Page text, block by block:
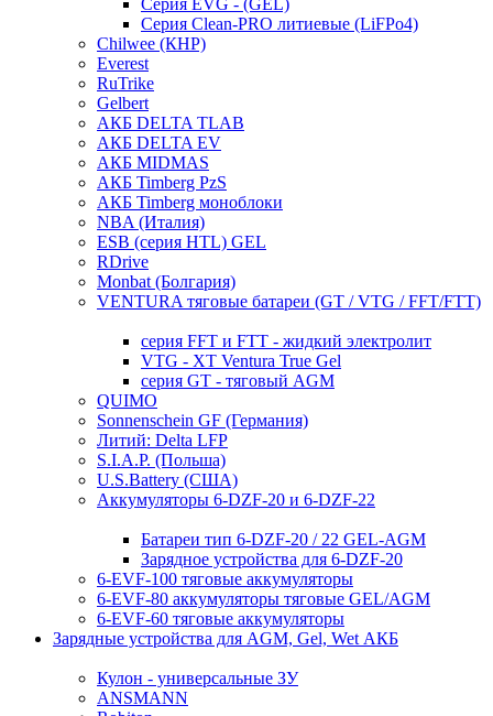
Серия EVG - (GEL)
Серия Clean-PRO литиевые (LiFPo4)
Chilwee (КНР)
Everest
RuTrike
Gelbert
АКБ DELTA TLAB
АКБ DELTA EV
АКБ MIDMAS
АКБ Timberg PzS
АКБ Timberg моноблоки
NBA (Италия)
ESB (серия HTL) GEL
RDrive
Monbat (Болгария)
VENTURA тяговые батареи (GT / VTG / FFT/FTT)
серия FFT и FTT - жидкий электролит
VTG - XT Ventura True Gel
серия GT - тяговый AGM
QUIMO
Sonnenschein GF (Германия)
Литий: Delta LFP
S.I.A.P. (Польша)
U.S.Battery (США)
Аккумуляторы 6-DZF-20 и 6-DZF-22
Батареи тип 6-DZF-20 / 22 GEL-AGM
Зарядное устройства для 6-DZF-20
6-EVF-100 тяговые аккумуляторы
6-EVF-80 аккумуляторы тяговые GEL/AGM
6-EVF-60 тяговые аккумуляторы
Зарядные устройства для AGM, Gel, Wet АКБ
Кулон - универсальные ЗУ
ANSMANN